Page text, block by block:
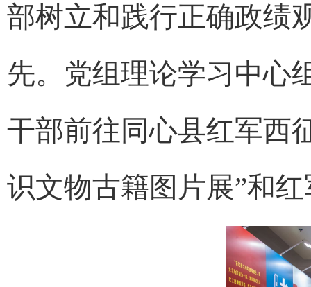
部树立和践行正确政绩
先。党组理论学习中心
干部前往同心县红军西
识文物古籍图片展”和